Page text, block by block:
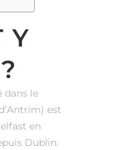
Y
dans le
est
en
Dublin.